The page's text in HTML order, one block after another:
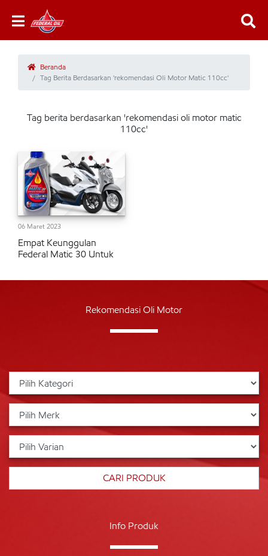
Beranda
Tag Berita Berdasarkan 'rekomendasi Oli Motor Matic 110cc'
Tag berita berdasarkan 'rekomendasi oli motor matic
110cc'
06 Maret 2023
Empat Keunggulan
Federal Matic 30 Untuk
Rekomendasi Oli Motor
Info Produk